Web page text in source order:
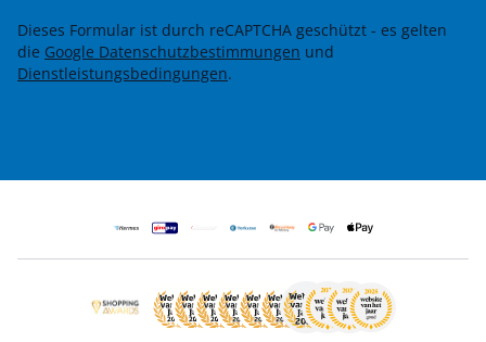
Dieses Formular ist durch reCAPTCHA geschützt - es gelten
die Google Datenschutzbestimmungen und
Dienstleistungsbedingungen.